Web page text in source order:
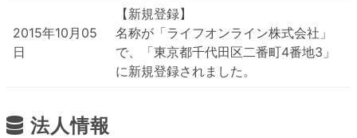
2015年10月05
日
【新規登録】
名称が「ライフオンライン株式会社」
で、「東京都千代田区二番町4番地3」
に新規登録されました。
法人情報